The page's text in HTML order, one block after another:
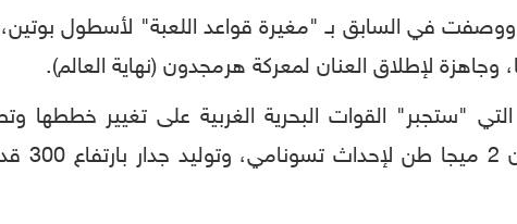
في السابق بـ "مغيرة قواعد اللعبة" لأسطول
"ستجبر" القوات البحرية الغربية على تغيير خططها
بحسب"ذا